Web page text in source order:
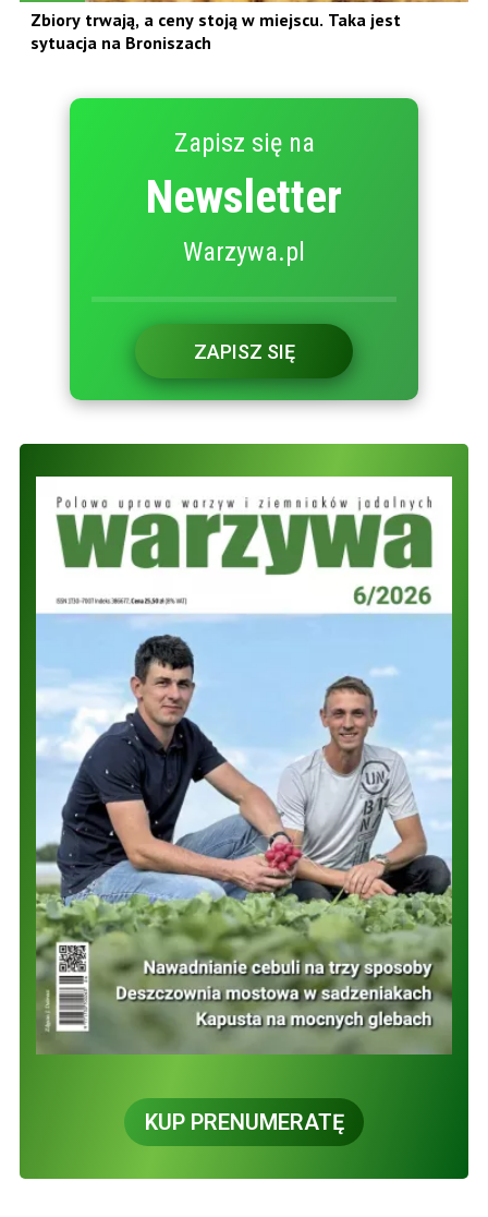
Zbiory trwają, a ceny stoją w miejscu. Taka jest
sytuacja na Broniszach
Zapisz się na
Newsletter
Warzywa.pl
ZAPISZ SIĘ
KUP PRENUMERATĘ